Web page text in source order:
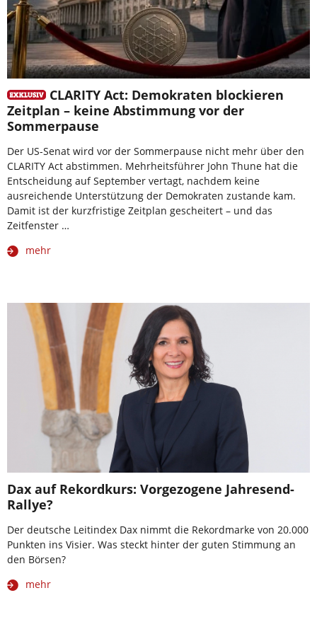
CLARITY Act: Demokraten blockieren
Zeitplan – keine Abstimmung vor der
Sommerpause
Der US-Senat wird vor der Sommerpause nicht mehr über den
CLARITY Act abstimmen. Mehrheitsführer John Thune hat die
Entscheidung auf September vertagt, nachdem keine
ausreichende Unterstützung der Demokraten zustande kam.
Damit ist der kurzfristige Zeitplan gescheitert – und das
Zeitfenster …
mehr
Dax auf Rekordkurs: Vorgezogene Jahresend-
Rallye?
Der deutsche Leitindex Dax nimmt die Rekordmarke von 20.000
Punkten ins Visier. Was steckt hinter der guten Stimmung an
den Börsen?
mehr